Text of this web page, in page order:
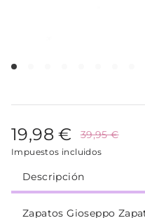
19,98 € 39,95 €
Impuestos incluidos
Descripción
Zapatos Gioseppo